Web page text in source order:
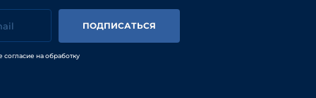
ПОДПИСАТЬСЯ
на обработку